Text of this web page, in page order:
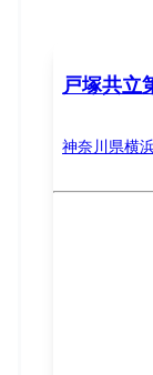
戸塚共立
神奈川県横